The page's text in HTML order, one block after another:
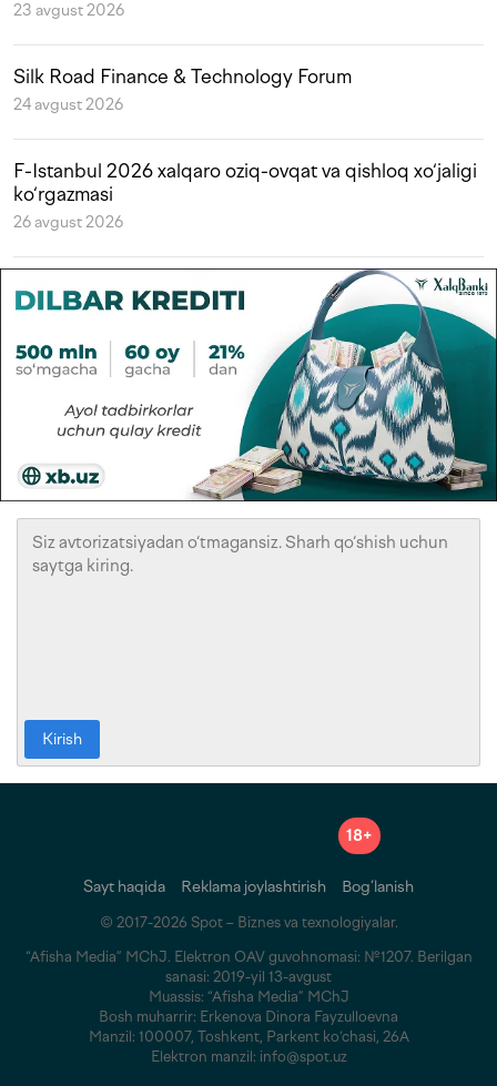
23 avgust 2026
Silk Road Finance & Technology Forum
24 avgust 2026
F-Istanbul 2026 xalqaro oziq-ovqat va qishloq xo‘jaligi
ko‘rgazmasi
26 avgust 2026
Kirish
18+
Sayt haqida Reklama joylashtirish Bog‘lanish
© 2017-2026 Spot – Biznes va texnologiyalar.
“Afisha Media” MChJ. Elektron OAV guvohnomasi: №1207. Berilgan
sanasi: 2019-yil 13-avgust
Muassis: “Afisha Media” MChJ
Bosh muharrir: Erkenova Dinora Fayzulloevna
Manzil: 100007, Toshkent, Parkent ko‘chasi, 26A
Elektron manzil: info@spot.uz